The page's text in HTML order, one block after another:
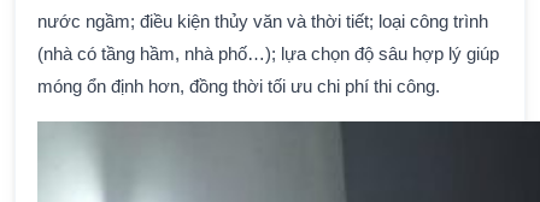
nước ngầm; điều kiện thủy văn và thời tiết; loại công trình
(nhà có tầng hầm, nhà phố…); lựa chọn độ sâu hợp lý giúp
móng ổn định hơn, đồng thời tối ưu chi phí thi công.